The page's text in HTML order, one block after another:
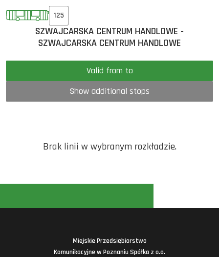
125
SZWAJCARSKA CENTRUM HANDLOWE -
SZWAJCARSKA CENTRUM HANDLOWE
Valid from to
Show additional stops
Brak linii w wybranym rozkładzie.
Miejskie Przedsiębiorstwo
Komunikacyjne w Poznaniu Spółka z o.o.